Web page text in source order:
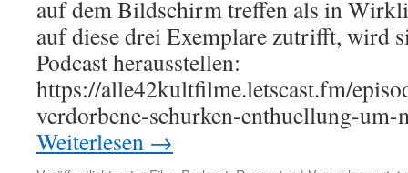
auf dem Bildschirm treffen als in
auf diese drei Exemplare zutrifft, wird
Podcast herausstellen:
https://alle42kultfilme.letscast.fm/
verdorbene-schurken-enthuellung-
Weiterlesen →